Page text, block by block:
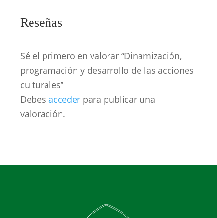
Reseñas
Sé el primero en valorar “Dinamización,
programación y desarrollo de las acciones
culturales”
Debes acceder para publicar una
valoración.